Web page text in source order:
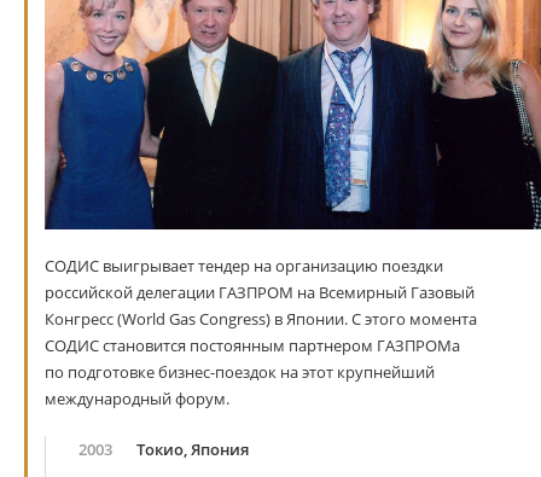
СОДИС выигрывает тендер на организацию поездки
российской делегации ГАЗПРОМ на Всемирный Газовый
Конгресс (World Gas Congress) в Японии. С этого момента
СОДИС становится постоянным партнером ГАЗПРОМа
по подготовке бизнес-поездок на этот крупнейший
международный форум.
2003 Токио, Япония